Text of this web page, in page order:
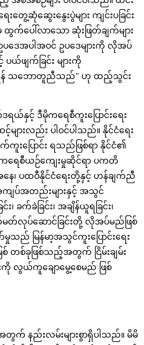
ေ့ဆုံဆွေးနွေးပွဲများ ကျင်းပခြင်း
က်ပေါ်လာသော ဆုံးဖြတ်ချက်များ
ပဒေအပါအဝင် ဥပဒေများကို လိုအပ်
ပယ်ဖျက်ခြင်း များကို
န် သဘောတူညီသည်” ဟု ထည့်သွင်း
နှင့် ဒီမိုကရေစီကူးပြောင်းရေး
ျားလည်း ပါဝင်ပါသည်။ နိုင်ငံရေး
ပြောင်း ရသည်ဖြစ်ရာ နိုင်ငံ၏
ဒီမိုကရေစီယဉ်ကျေးမှုဆိုင်ရာ ပကတိ
အနေ၊ ပထဝီနိုင်ငံရေးတို့နှင့် ဟန်ချက်ညီ
ကျပ်အတည်းများနှင့် အသွင်
၊ ခက်ခဲခြင်း၊ အချိန်ယူရခြင်း၊
တ်လုပ်ဆောင်ခြင်းတို့ လိုအပ်မည်ဖြစ်
သည် မြန်မာ့အသွင်ကူးပြောင်းရေး
တစ်ခုဖြစ်သည့်အတွက် ငြိမ်းချမ်း
ကို လွယ်ကူချောမွေ့စေမည် ဖြစ်
နည်းလမ်းများစွာရှိပါသည်။ မိမိ